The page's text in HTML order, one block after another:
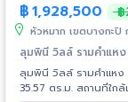
฿1,928,500 ฿
หัวหมาก เขตบางกะ
ลุมพินี วิลล์ รามคำแห
ลุมพินี วิลล์ รามคำแหง
35.57 ตร.ม. สถานที่ใกล้เคียง - เดอะมอลล์ บางกะปิ - ฟู๊ดแลนด์ - บิ๊กซี -